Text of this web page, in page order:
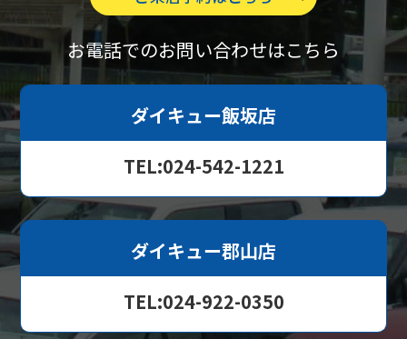
お電話でのお問い合わせはこちら
ダイキュー飯坂店
TEL:024-542-1221
ダイキュー郡山店
TEL:024-922-0350